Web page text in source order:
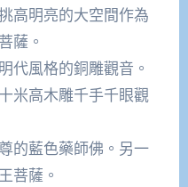
高明亮的大空間作為
薩。
代風格的銅雕觀音。
米高木雕千手千眼觀
的藍色藥師佛。另一
菩薩。